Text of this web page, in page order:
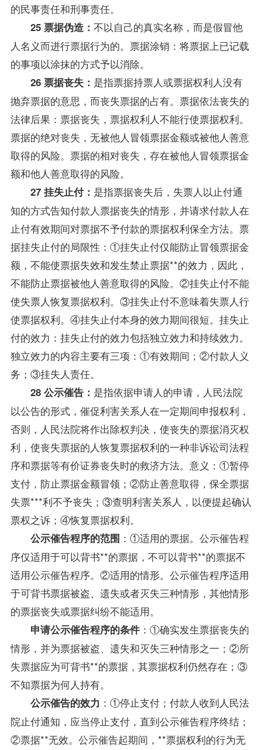
的民事责任和刑事责任。
25 票据伪造： 不以自己的真实名称，而是假冒他
人名义而进行票据行为的。票据涂销：将票据上已记载
的事项以涂抹的方式予以消除。
26 票据丧失： 是指票据持票人或票据权利人没有
抛弃票据的意思，而丧失票据的占有。票据依法丧失的
法律后果：票据丧失，票据权利人不能行使票据权利。
票据的绝对丧失，无被他人冒领票据金额或被他人善意
取得的风险。票据的相对丧失，存在被他人冒领票据金
额和他人善意取得的风险。
27 挂失止付： 是指票据丧失后，失票人以止付通
知的方式告知付款人票据丧失的情形，并请求付款人在
止付有效期间对票据不予付款的票据权利保全方法。票
据挂失止付的局限性：①挂失止付仅能防止冒领票据金
额，不能使票据失效和发生禁止票据**的效力，因此，
不能防止票据被他人善意取得的风险。②挂失止付不能
使失票人恢复票据权利。③挂失止付不意味着失票人行
使票据权利。④挂失止付本身的效力期间很短。挂失止
付的效力：挂失止付的效力包括独立效力和持续效力。
独立效力的内容主要有三项：①有效期间；②付款人义
务；③挂失人责任。
28 公示催告： 是指依据申请人的申请，人民法院
以公告的形式，催促利害关系人在一定期间申报权利，
否则，人民法院将作出除权判决，使丧失的票据消灭权
利，使丧失票据的人恢复票据权利的一种非诉讼司法程
序和票据等有价证券丧失时的救济方法。意义：①暂停
支付，防止票据金额冒领；②防止善意取得，保全票据
失票***利不予丧失；③查明利害关系人，以便提起确认
票权之诉；④恢复票据权利。
公示催告程序的范围 ：①适用的票据。公示催告程
序仅适用于可以背书**的票据，不可以背书**的票据不
适用公示催告程序。②适用的情形。公示催告程序适用
于可背书票据被盗、遗失或者灭失三种情形，其他情形
的票据丧失或票据纠纷不能适用。
申请公示催告程序的条件：①确实发生票据丧失的
情形，并为票据被盗、遗失和灭失三种情形之一；②所
失票据应为可背书**的票据，其票据权利仍然存在；③
不知票据为何人持有。
公示催告的效力 ：①停止支付；付款人收到人民法
院止付通知，应当停止支付，直到公示催告程序终结；
②票据**无效。公示催告起期间，**票据权利的行为无